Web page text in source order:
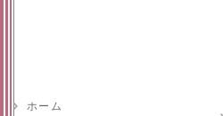
ホーム